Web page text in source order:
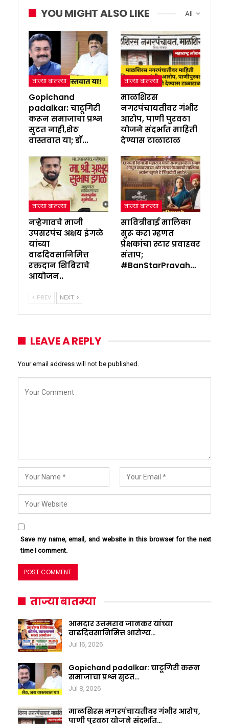
All
YOU MIGHT ALSO LIKE
ताज्या बातम्या
Gopichand
padalkar: चाटूगिरी
करून समाजाचा प्रश्न
सुटत नाही,शेठ
वास्तवात या; डॉ…
ताज्या बातम्या
माळशिरस
नगरपंचायतीवर गंभीर
आरोप, पाणी पुरवठा
योजने संदर्भात माहिती
देण्यास टाळाटाळ
ताज्या बातम्या
नऱ्हेगावचे माजी
उपसरपंच अक्षय इंगळे
यांच्या
वाढदिवसानिमित्त
रक्तदान शिबिराचे
आयोजन..
ताज्या बातम्या
सावित्रीबाई मालिका
सुरू करा म्हणत
प्रेक्षकांचा स्टार प्रवाहवर
संताप;
#BanStarPravah…
PREV NEXT
LEAVE A REPLY
Your email address will not be published.
Save my name, email, and website in this browser for the next
time I comment.
ताज्या बातम्या
आमदार उत्तमराव जानकर यांच्या
वाढदिवसानिमित्त आरोग्य…
Jul 16, 2026
Gopichand padalkar: चाटूगिरी करून
समाजाचा प्रश्न सुटत…
Jul 8, 2026
माळशिरस नगरपंचायतीवर गंभीर आरोप,
पाणी पुरवठा योजने संदर्भात…